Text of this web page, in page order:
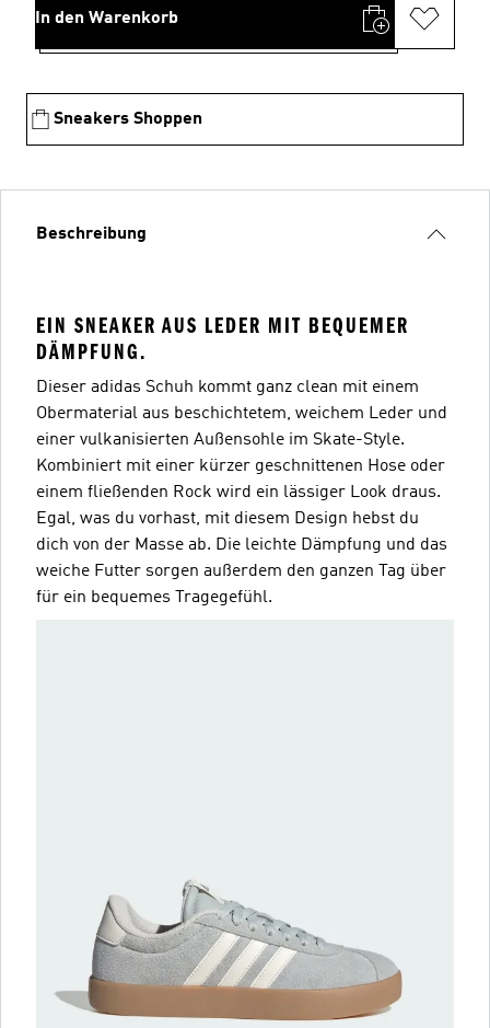
In den Warenkorb
Sneakers Shoppen
Beschreibung
EIN SNEAKER AUS LEDER MIT BEQUEMER
DÄMPFUNG.
Dieser adidas Schuh kommt ganz clean mit einem
Obermaterial aus beschichtetem, weichem Leder und
einer vulkanisierten Außensohle im Skate-Style.
Kombiniert mit einer kürzer geschnittenen Hose oder
einem fließenden Rock wird ein lässiger Look draus.
Egal, was du vorhast, mit diesem Design hebst du
dich von der Masse ab. Die leichte Dämpfung und das
weiche Futter sorgen außerdem den ganzen Tag über
für ein bequemes Tragegefühl.